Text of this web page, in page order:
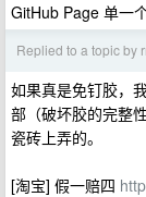
GitHub Page 单一
Replied to a topic by
如果真是免钉胶，
部（破坏胶的完整
瓷砖上弄的。
[淘宝] 假一赔四